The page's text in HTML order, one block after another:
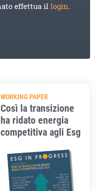
effettua illogin.
WORKING PAPER
Così la transizione
ha ridato energia
competitiva agli Esg